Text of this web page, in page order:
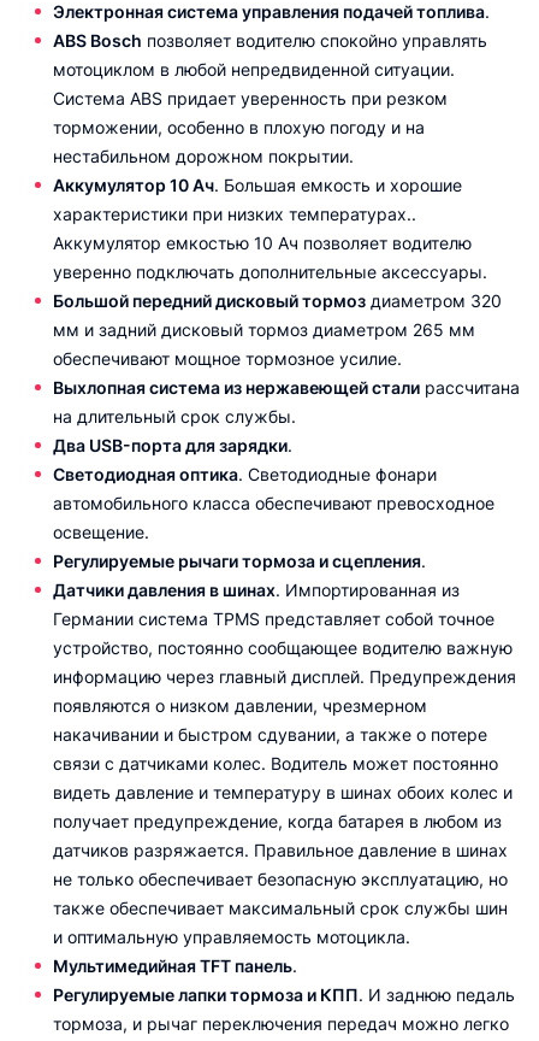
Электронная система управления подачей топлива.
ABS Bosch позволяет водителю спокойно управлять
мотоциклом в любой непредвиденной ситуации.
Система ABS придает уверенность при резком
торможении, особенно в плохую погоду и на
нестабильном дорожном покрытии.
Аккумулятор 10 Ач. Большая емкость и хорошие
характеристики при низких температурах..
Аккумулятор емкостью 10 Ач позволяет водителю
уверенно подключать дополнительные аксессуары.
Большой передний дисковый тормоз диаметром 320
мм и задний дисковый тормоз диаметром 265 мм
обеспечивают мощное тормозное усилие.
Выхлопная система из нержавеющей стали рассчитана
на длительный срок службы.
Два USB-порта для зарядки.
Светодиодная оптика. Светодиодные фонари
автомобильного класса обеспечивают превосходное
освещение.
Регулируемые рычаги тормоза и сцепления.
Датчики давления в шинах. Импортированная из
Германии система TPMS представляет собой точное
устройство, постоянно сообщающее водителю важную
информацию через главный дисплей. Предупреждения
появляются о низком давлении, чрезмерном
накачивании и быстром сдувании, а также о потере
связи с датчиками колес. Водитель может постоянно
видеть давление и температуру в шинах обоих колес и
получает предупреждение, когда батарея в любом из
датчиков разряжается. Правильное давление в шинах
не только обеспечивает безопасную эксплуатацию, но
также обеспечивает максимальный срок службы шин
и оптимальную управляемость мотоцикла.
Мультимедийная TFT панель.
Регулируемые лапки тормоза и КПП. И заднюю педаль
тормоза, и рычаг переключения передач можно легко